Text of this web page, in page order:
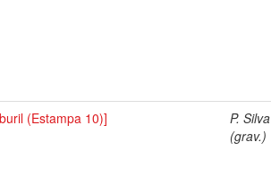
(Estampa 10)]
P. Silva
(grav.)